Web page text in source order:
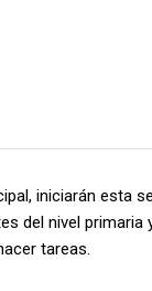
iniciarán esta
del nivel primaria
tareas.